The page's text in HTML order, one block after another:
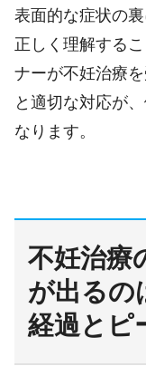
表面的な症状の
正しく理解する
ナーが不妊治療
と適切な対応が
なります。
不妊治療
が出るの
経過とピ